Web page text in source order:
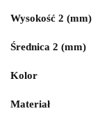
Wysokość 2 (mm)
Średnica 2 (mm)
Kolor
Materiał